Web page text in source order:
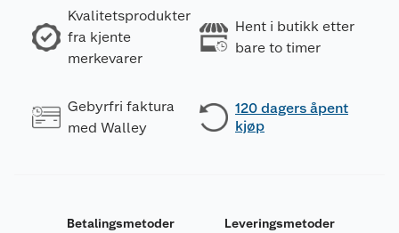
Kvalitetsprodukter
fra kjente
merkevarer
Hent i butikk etter
bare to timer
Gebyrfri faktura
med Walley
120 dagers åpent
kjøp
Betalingsmetoder Leveringsmetoder